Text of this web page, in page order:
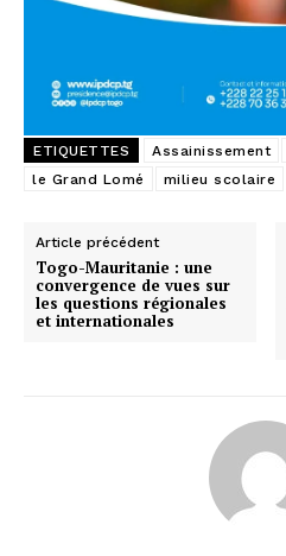
ETIQUETTES Assainissement
le Grand Lomé
milieu scolaire
Article précédent
Togo-Mauritanie : une
convergence de vues sur
les questions régionales
et internationales